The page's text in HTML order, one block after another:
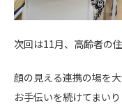
次回は11月、高齢者の
顔の見える連携の場を
お手伝いを続けてまい